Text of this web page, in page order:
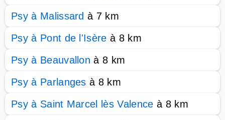
Psy à Malissard à 7 km
Psy à Pont de l'Isère à 8 km
Psy à Beauvallon à 8 km
Psy à Parlanges à 8 km
Psy à Saint Marcel lès Valence à 8 km